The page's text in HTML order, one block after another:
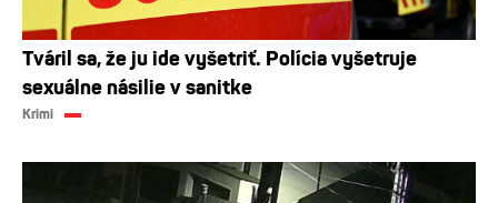
Tváril sa, že ju ide vyšetriť. Polícia vyšetruje
sexuálne násilie v sanitke
Krimi